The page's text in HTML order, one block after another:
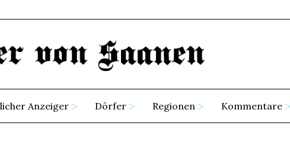
Anzeiger Dörfer Regionen Kommentare